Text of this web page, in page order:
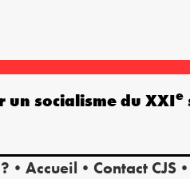
Accueil Contact CJS
un socialisme du XXIe